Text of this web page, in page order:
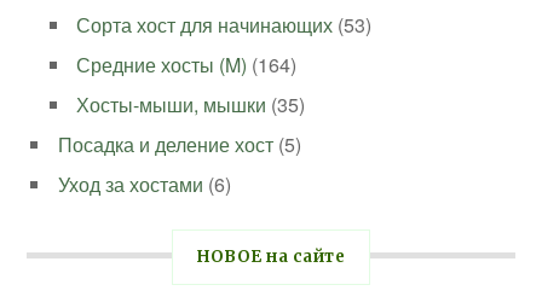
Сорта хост для начинающих (53)
Средние хосты (M) (164)
Хосты-мыши, мышки (35)
Посадка и деление хост (5)
Уход за хостами (6)
НОВОЕ на сайте